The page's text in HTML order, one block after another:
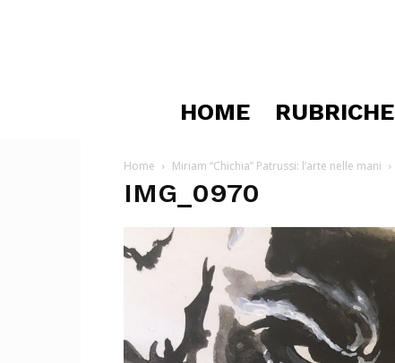
HOME RUBRICHE
Home Miriam “Chichia” Patrussi: l’arte nelle mani
IMG_0970